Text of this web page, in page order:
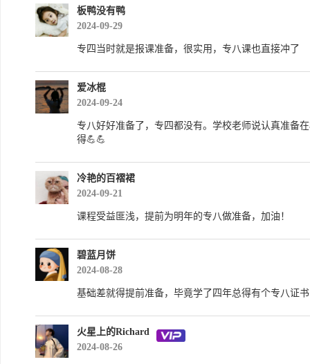
板鸭没有鸭
2024-09-29
专四当时就是报课准备，很实用，专八课也直接冲了
爱冰棍
2024-09-24
专八好好准备了，专四都没有。学校老师说认真准备
得💪💪
冷艳的百褶裙
2024-09-21
课程受益匪浅，提前为明年的专八做准备，加油！
碧蓝月饼
2024-08-28
基础差就得提前准备，毕竟学了四年总得有个专八证
火星上的Richard
2024-08-26